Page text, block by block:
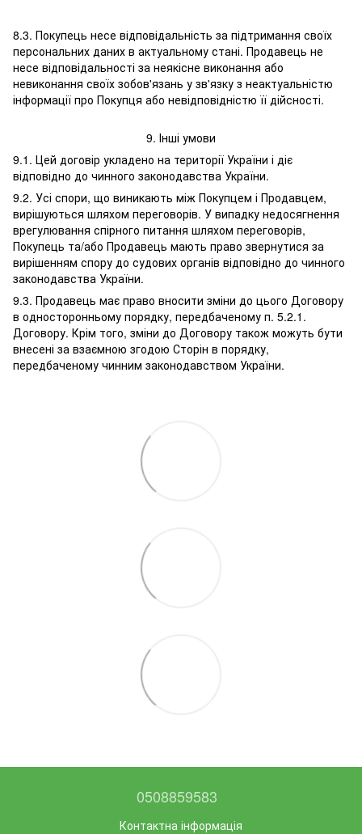
8.3. Покупець несе відповідальність за підтримання своїх
персональних даних в актуальному стані. Продавець не
несе відповідальності за неякісне виконання або
невиконання своїх зобов'язань у зв'язку з неактуальністю
інформації про Покупця або невідповідністю її дійсності.
9. Інші умови
9.1. Цей договір укладено на території України і діє
відповідно до чинного законодавства України.
9.2. Усі спори, що виникають між Покупцем і Продавцем,
вирішуються шляхом переговорів. У випадку недосягнення
врегулювання спірного питання шляхом переговорів,
Покупець та/або Продавець мають право звернутися за
вирішенням спору до судових органів відповідно до чинного
законодавства України.
9.3. Продавець має право вносити зміни до цього Договору
в односторонньому порядку, передбаченому п. 5.2.1.
Договору. Крім того, зміни до Договору також можуть бути
внесені за взаємною згодою Сторін в порядку,
передбаченому чинним законодавством України.
0508859583
Контактна інформація